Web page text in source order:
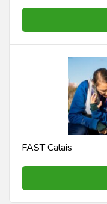
FAST Calais